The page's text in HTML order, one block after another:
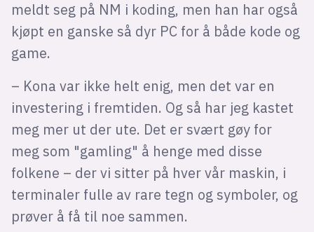
meldt seg på NM i koding, men han har også
kjøpt en ganske så dyr PC for å både kode og
game.
– Kona var ikke helt enig, men det var en
investering i fremtiden. Og så har jeg kastet
meg mer ut der ute. Det er svært gøy for
meg som "gamling" å henge med disse
folkene – der vi sitter på hver vår maskin, i
terminaler fulle av rare tegn og symboler, og
prøver å få til noe sammen.